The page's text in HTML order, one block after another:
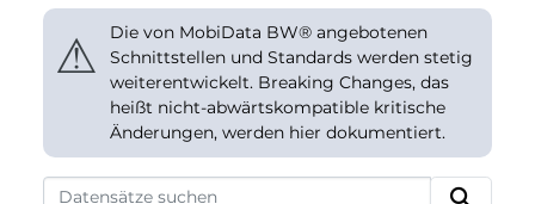
⚠
Die von MobiData BW® angebotenen
Schnittstellen und Standards werden stetig
weiterentwickelt. Breaking Changes, das
heißt nicht-abwärtskompatible kritische
Änderungen, werden hier dokumentiert.